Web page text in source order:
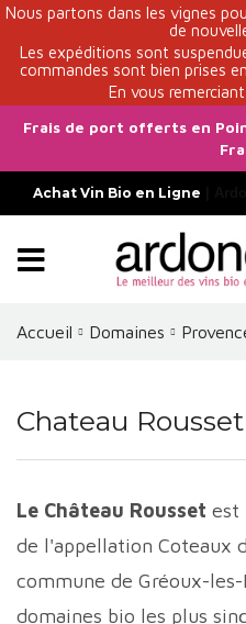
Nous partons dans les vignes
de
Les expéditions sont
commandes sont bien prises
En vous
Frais de port offerts en
Achat Vin Bio en Ligne
Accueil Domaines
Chateau Rousset
Le Château Rousset est
de l'appellation Coteaux
commune de Gréoux-
domaines bio les plus